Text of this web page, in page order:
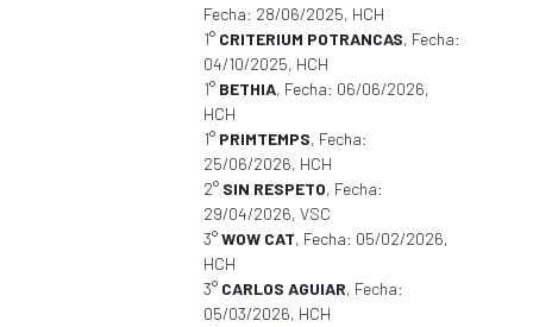
Fecha: 28/06/2025, HCH
1° CRITERIUM POTRANCAS, Fecha:
04/10/2025, HCH
1° BETHIA, Fecha: 06/06/2026,
HCH
1° PRIMTEMPS, Fecha:
25/06/2026, HCH
2° SIN RESPETO, Fecha:
29/04/2026, VSC
3°WOW CAT, Fecha: 05/02/2026,
HCH
3° CARLOS AGUIAR, Fecha:
05/03/2026, HCH